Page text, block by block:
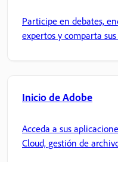
Participe en debates,
expertos y comparta
Inicio de Adobe
Acceda a sus
Cloud, gestión de